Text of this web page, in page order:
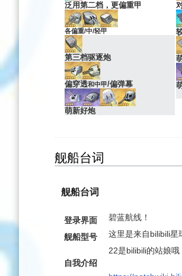
泛用第二档，更偏重甲
各偏重/中/轻甲
第三档驱逐炮
偏穿透和中甲/偏弹幕
萌新好炮
舰船台词
舰船台词
登录界面 碧蓝航线！
舰船型号 这里是来自bilibili星
自我介绍
22是bilibili的站娘